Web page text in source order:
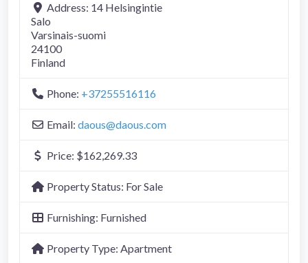
Address: 14 Helsingintie
Salo
Varsinais-suomi
24100
Finland
Phone: +37255516116
Email: daous@daous.com
Price: $162,269.33
Property Status: For Sale
Furnishing: Furnished
Property Type: Apartment